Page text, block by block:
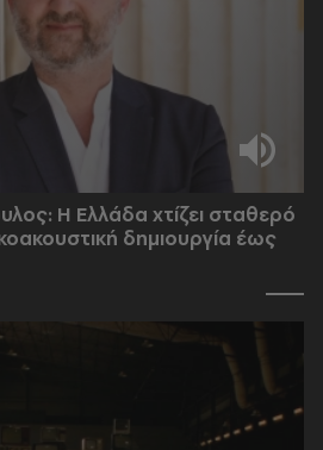
Η Ελλάδα χτίζει σταθερό
δημιουργία έως